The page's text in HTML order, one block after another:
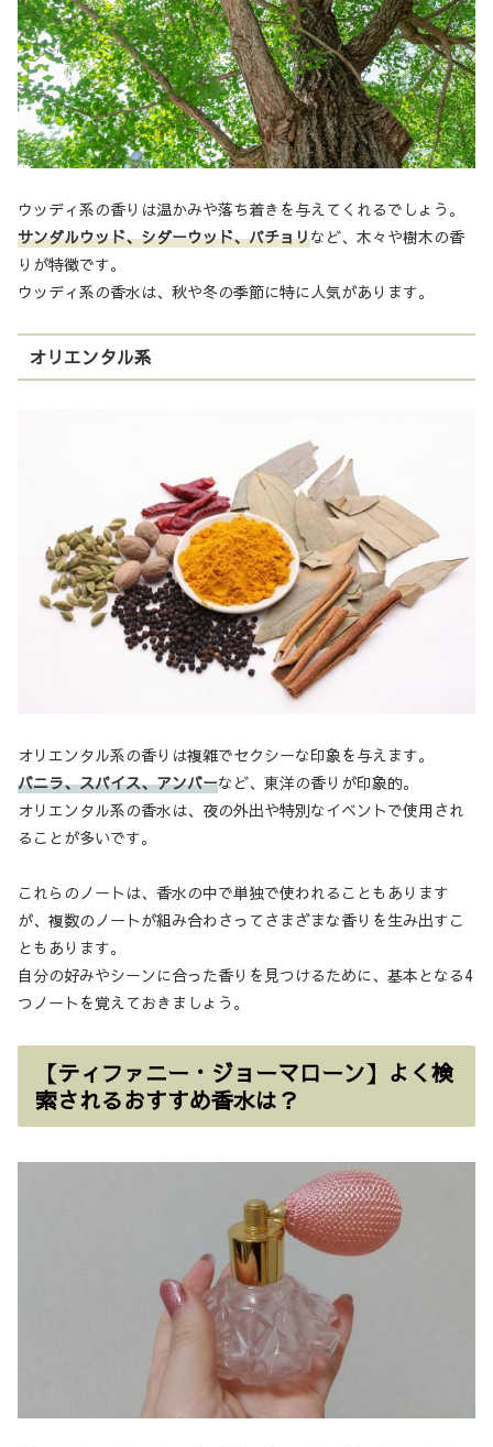
ウッディ系の香りは温かみや落ち着きを与えてくれるでしょう。
サンダルウッド、シダーウッド、パチョリなど、木々や樹木の香
りが特徴です。
ウッディ系の香水は、秋や冬の季節に特に人気があります。
オリエンタル系
オリエンタル系の香りは複雑でセクシーな印象を与えます。
バニラ、スパイス、アンバーなど、東洋の香りが印象的。
オリエンタル系の香水は、夜の外出や特別なイベントで使用され
ることが多いです。
これらのノートは、香水の中で単独で使われることもあります
が、複数のノートが組み合わさってさまざまな香りを生み出すこ
ともあります。
自分の好みやシーンに合った香りを見つけるために、基本となる4
つノートを覚えておきましょう。
【ティファニー・ジョーマローン】よく検
索されるおすすめ香水は？